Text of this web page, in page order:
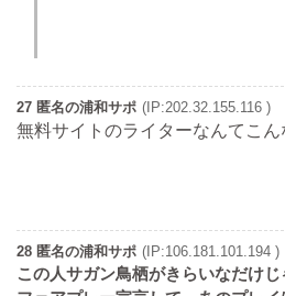
27 匿名の浦和サポ (IP:202.32.155.116 )
無料サイトのライターなんてこん
28 匿名の浦和サポ (IP:106.181.101.194 )
この人サガン鳥栖がきらいなだけじ